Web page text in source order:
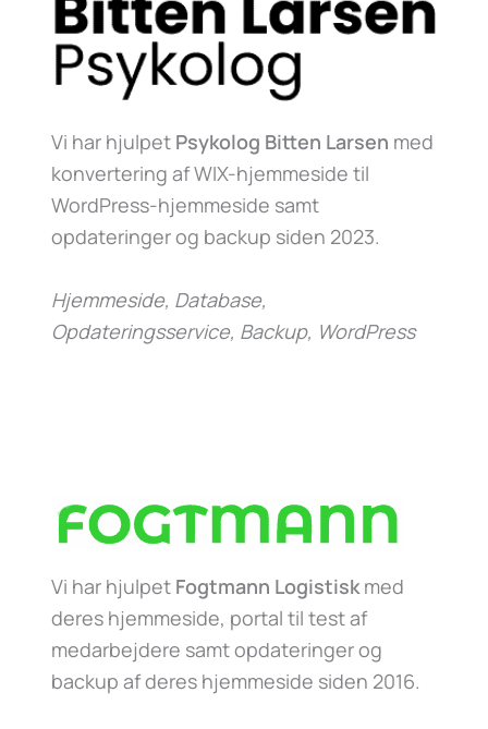
Vi har hjulpet Psykolog Bitten Larsen med
konvertering af WIX-hjemmeside til
WordPress-hjemmeside samt
opdateringer og backup siden 2023.
Hjemmeside, Database,
Opdateringsservice, Backup, WordPress
Vi har hjulpet Fogtmann Logistisk med
deres hjemmeside, portal til test af
medarbejdere samt opdateringer og
backup af deres hjemmeside siden 2016.